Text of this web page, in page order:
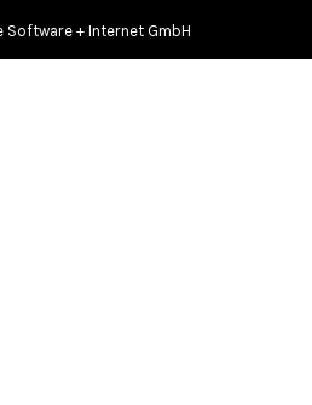
Software + Internet GmbH